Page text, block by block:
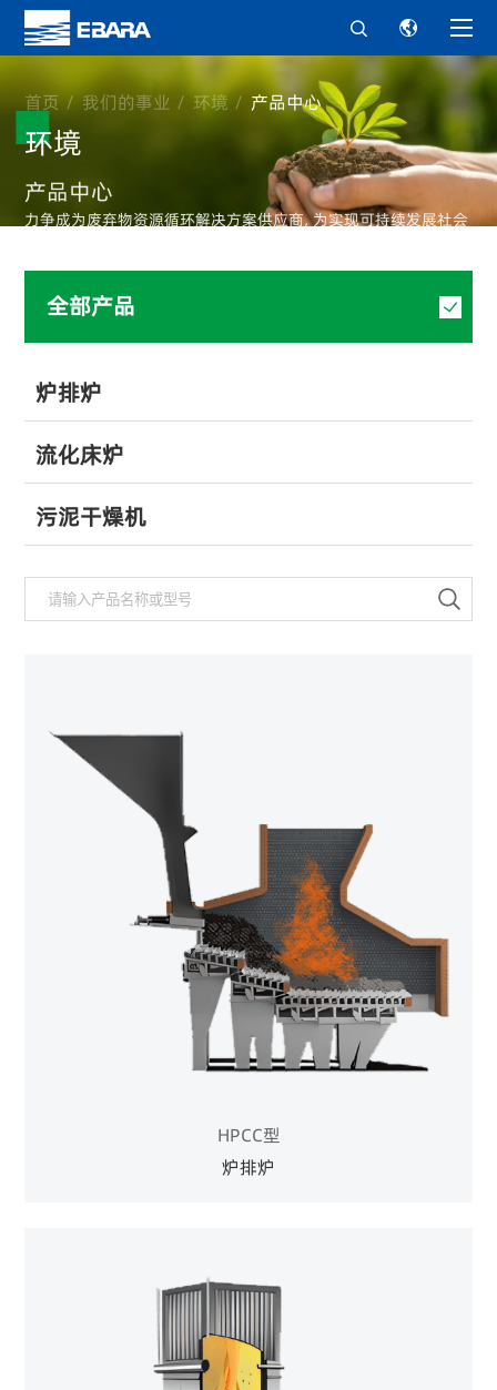
 
首页 我们的事业 环境 产品中心
环境
产品中心
力争成为废弃物资源循环解决方案供应商, 为实现可持续发展社会
全部产品
炉排炉
流化床炉
污泥干燥机
HPCC型
炉排炉